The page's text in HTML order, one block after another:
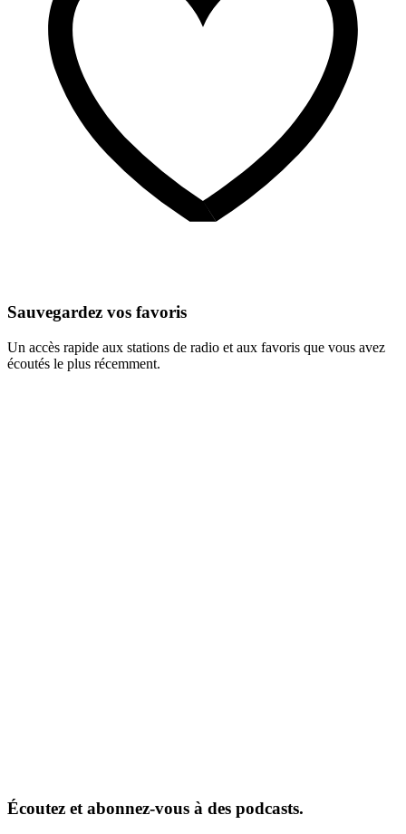
Sauvegardez vos favoris
Un accès rapide aux stations de radio et aux favoris que vous avez
écoutés le plus récemment.
Écoutez et abonnez-vous à des podcasts.